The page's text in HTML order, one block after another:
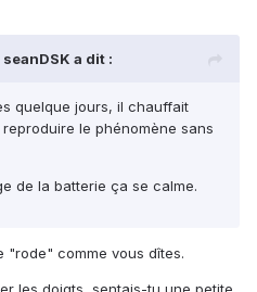
a dit :
quelque jours, il chauffait
le phénomène sans
de la batterie ça se calme.
"rode" comme vous dîtes.